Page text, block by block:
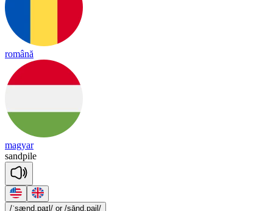
română
magyar
sandpile
/ˈsænd.paɪl/ or /sānd.pail/